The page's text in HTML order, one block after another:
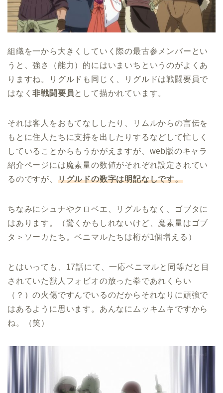
組織を一から大きくしていく際の最古参メンバーとい
うと、強さ（能力）的にはいまいちというのがよくあ
りますね。リグルドも同じく、リグルドは戦闘要員で
はなく非戦闘要員として描かれています。
それは客人をおもてなししたり、リムルからの言伝を
もとに住人たちに支持を出したりするなどして忙しく
していることからもうかがえますが、web版のキャラ
紹介ページには魔素量の数値がそれぞれ設定されてい
るのですが、 リグルドの数字は明記なしです。
ちなみにシュナやクロベエ、リグルもなく、ゴブタに
はあります。（驚くかもしれないけど、魔素量はゴブ
タ＞ソーカたち。ベニマルたちは桁が1個増える）
とはいっても、17話にて、一応ベニマルと同等だと目
されていた獣人フォビオの放った拳であれくらい
（？）の火傷ですんでいるのだからそれなりに頑強で
はあるように思います。あんなにムッキムキですから
ね。（笑）